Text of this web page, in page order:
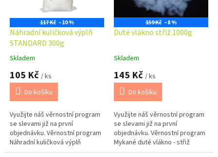
117 Kč –10 %
Náhradní kuličková výplň
STANDARD 300g
Průměrné
hodnocení
produktu
5,0
5
hvězdiček.
Skladem
105 Kč / ks
Do košíku
Využijte náš věrnostní program
se slevami již na první
objednávku. Věrnostní program
Náhradní kuličková výplň
STANDARD 300g vhodná k
159 Kč –8 %
Duté vlákno střiž 1000g
Průměrné
hodnocení
produktu
5,0
5
hvězdiček.
Skladem
145 Kč / ks
Do košíku
Využijte náš věrnostní program
se slevami již na první
objednávku. Věrnostní program
Mykané duté vlákno - střiž
1000g. Vhodné jako výplň do